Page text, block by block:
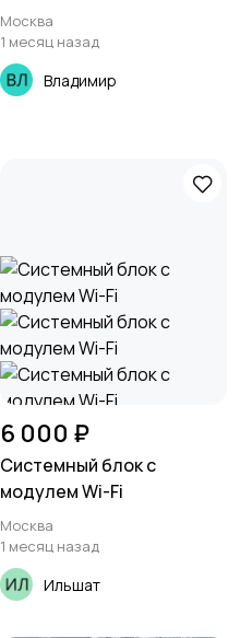
Москва
1 месяц назад
Владимир
6 000 ₽
Системный блок с
модулем Wi-Fi
Москва
1 месяц назад
Ильшат